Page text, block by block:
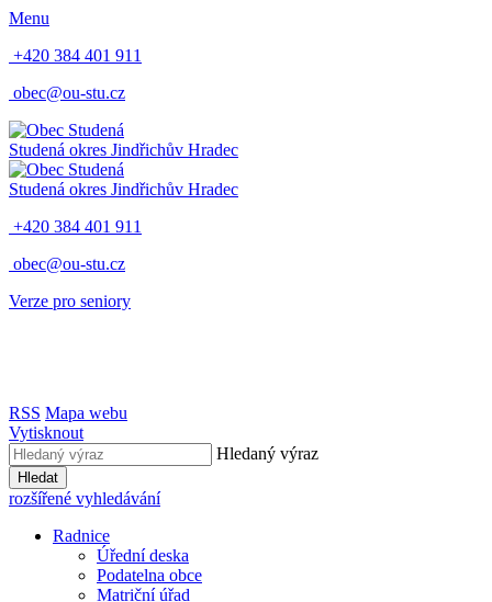
Menu
+420 384 401 911
obec@ou-stu.cz
Studená okres Jindřichův Hradec
Studená okres Jindřichův Hradec
+420 384 401 911
obec@ou-stu.cz
Verze pro seniory
RSS Mapa webu
Vytisknout
Hledaný výraz
Hledat
rozšířené vyhledávání
Radnice
Úřední deska
Podatelna obce
Matriční úřad